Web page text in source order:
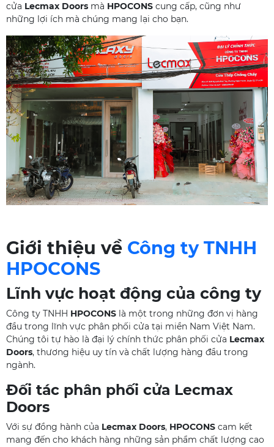
cửa Lecmax Doors mà HPOCONS cung cấp, cũng như
những lợi ích mà chúng mang lại cho bạn.
Giới thiệu về Công ty TNHH
HPOCONS
Lĩnh vực hoạt động của công ty
Công ty TNHH HPOCONS là một trong những đơn vị hàng
đầu trong lĩnh vực phân phối cửa tại miền Nam Việt Nam.
Chúng tôi tự hào là đại lý chính thức phân phối cửa Lecmax
Doors, thương hiệu uy tín và chất lượng hàng đầu trong
ngành.
Đối tác phân phối cửa Lecmax
Doors
Với sự đồng hành của Lecmax Doors, HPOCONS cam kết
mang đến cho khách hàng những sản phẩm chất lượng cao